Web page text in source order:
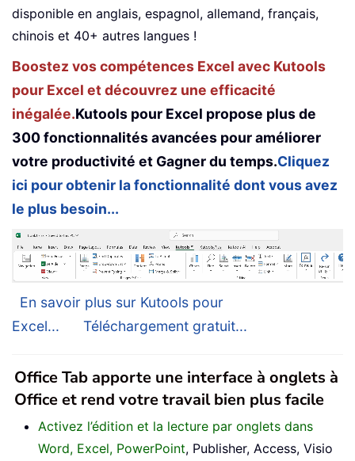
disponible en anglais, espagnol, allemand, français,
chinois et 40+ autres langues !
Boostez vos compétences Excel avec Kutools
pour Excel et découvrez une efficacité
inégalée.Kutools pour Excel propose plus de
300 fonctionnalités avancées pour améliorer
votre productivité et Gagner du temps.Cliquez
ici pour obtenir la fonctionnalité dont vous avez
le plus besoin...
En savoir plus sur Kutools pour
Excel...
Téléchargement gratuit...
Office Tab apporte une interface à onglets à
Office et rend votre travail bien plus facile
Activez l’édition et la lecture par onglets dans
Word, Excel, PowerPoint, Publisher, Access, Visio